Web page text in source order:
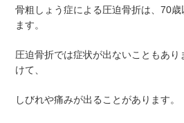
骨粗しょう症による圧迫骨折は、70
ます。
圧迫骨折では症状が出ないこともあ
けて、
しびれや痛みが出ることがあります。